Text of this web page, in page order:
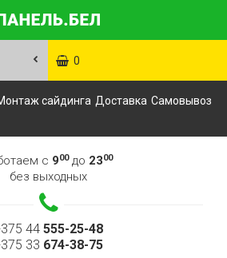
0
сайдинга Доставка Самовывоз
с 900до 2300
без выходных
44 555-25-48
33 674-38-75